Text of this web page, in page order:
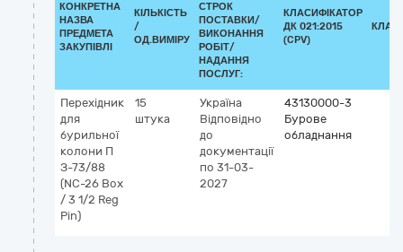
КОНКРЕТНА
НАЗВА
ПРЕДМЕТА
ЗАКУПІВЛІ
КІЛЬКІСТЬ
/
ОД.ВИМІРУ
СТРОК
ПОСТАВКИ/
ВИКОНАННЯ
РОБІТ/
НАДАННЯ
ПОСЛУГ:
КЛАСИФІКАТОР
ДК 021:2015
(CPV)
Перехідник
для
бурильної
колони П
З-73/88
(NC-26 Box
/ 3 1/2 Reg
Pin)
15
штука
Україна
Відповідно
до
документації
по 31-03-
2027
43130000-3
Бурове
обладнання